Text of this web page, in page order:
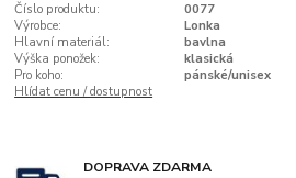
Číslo produktu:
0077
Výrobce:
Lonka
Hlavní materiál:
bavlna
Výška ponožek:
klasická
Pro koho:
pánské/unisex
Hlídat cenu / dostupnost
DOPRAVA ZDARMA